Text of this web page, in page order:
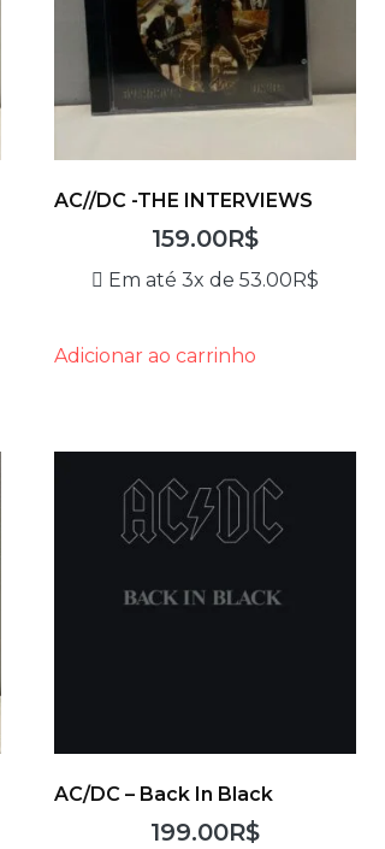
AC//DC -THE INTERVIEWS
159.00R$
Em até 3x de 53.00 R$
Adicionar ao carrinho
AC/DC – Back In Black
199.00R$